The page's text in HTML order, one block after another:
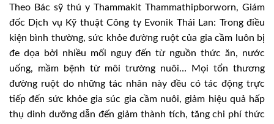
Theo Bác sỹ thú y Thammakit Thammathipborworn, Giám
đốc Dịch vụ Kỹ thuật Công ty Evonik Thái Lan: Trong điều
kiện bình thường, sức khỏe đường ruột của gia cầm luôn bị
đe dọa bởi nhiều mối nguy đến từ nguồn thức ăn, nước
uống, mầm bệnh từ môi trường nuôi… Mọi tổn thương
đường ruột do những tác nhân này đều có tác động trực
tiếp đến sức khỏe gia súc gia cầm nuôi, giảm hiệu quả hấp
thụ dinh dưỡng dẫn đến giảm thành tích, tăng chi phí thức